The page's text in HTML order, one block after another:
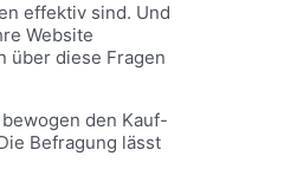
effektiv sind. Und
Website
über diese Fragen
den Kauf-
Befragung lässt